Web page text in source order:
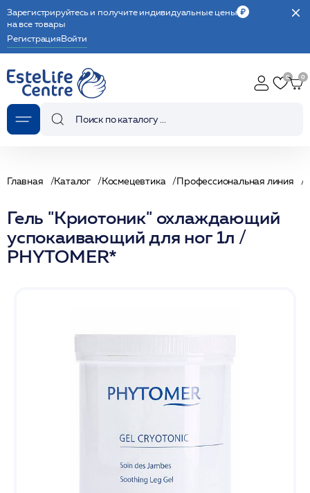
Зарегистрируйтесь и получите индивидуальные цены
на все товары
РегистрацияВойти
Главная Каталог Космецевтика Профессиональная линия
Гель "Криотоник" охлаждающий
успокаивающий для ног 1л /
PHYTOMER*